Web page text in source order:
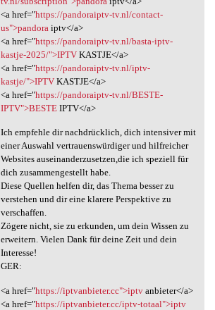
<a href="https://pandoraiptv-tv.nl/contact-
us">pandora iptv</a>
<a href="https://pandoraiptv-tv.nl/basta-iptv-
kastje-2025/">IPTVKASTJE</a>
<a href="https://pandoraiptv-tv.nl/iptv-
kastje/">IPTVKASTJE</a>
<a href="https://pandoraiptv-tv.nl/BESTE-
IPTV">BESTEIPTV</a>
Ich empfehle dir nachdrücklich, dich intensiver mit
einer Auswahl vertrauenswürdiger und hilfreicher
Websites auseinanderzusetzen,die ich speziell für
dich zusammengestellt habe.
Diese Quellen helfen dir, das Thema besser zu
verstehen und dir eine klarere Perspektive zu
verschaffen.
Zögere nicht, sie zu erkunden, um dein Wissen zu
erweitern. Vielen Dank für deine Zeit und dein
Interesse!
GER:
<a href="https://iptvanbieter.cc">iptvanbieter</a>
<a href="https://iptvanbieter.cc/iptv-totaal">iptv